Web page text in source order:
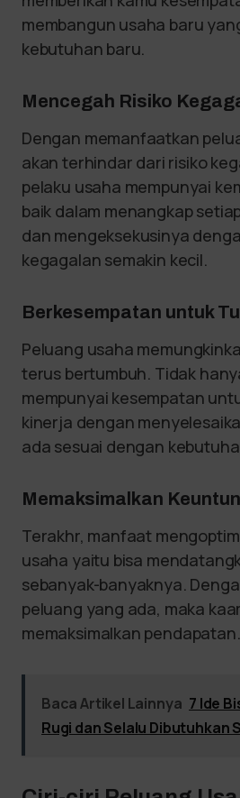
membangun usaha baru
kebutuhan baru.
Mencegah Risiko
Dengan memanfaatkan
akan terhindar dari risiko
pelaku usaha mempunyai
baik dalam menangkap
dan mengeksekusinya
kegagalan semakin kecil.
Berkesempatan untuk
Peluang usaha
terus bertumbuh. Tidak
mempunyai kesempatan
kinerja dengan
ada sesuai dengan
Memaksimalkan
Terakhr, manfaat
usaha yaitu bisa
sebanyak-banyaknya.
peluang yang ada, maka
memaksimalkan pendapatan.
Baca Artikel Lainnya 7 Ide
Rugi dan Selalu Dibutuhkan